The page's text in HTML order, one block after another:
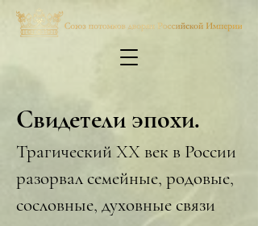
Свидетели эпохи.
Трагический XX век в России
разорвал семейные, родовые,
сословные, духовные связи